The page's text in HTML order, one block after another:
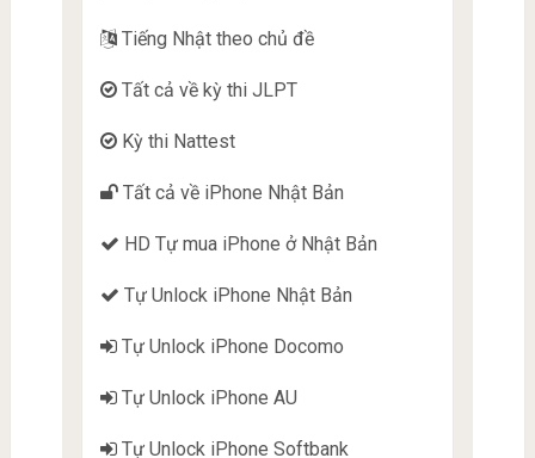
Tiếng Nhật theo chủ đề
Tất cả về kỳ thi JLPT
Kỳ thi Nattest
Tất cả về iPhone Nhật Bản
HD Tự mua iPhone ở Nhật Bản
Tự Unlock iPhone Nhật Bản
Tự Unlock iPhone Docomo
Tự Unlock iPhone AU
Tự Unlock iPhone Softbank